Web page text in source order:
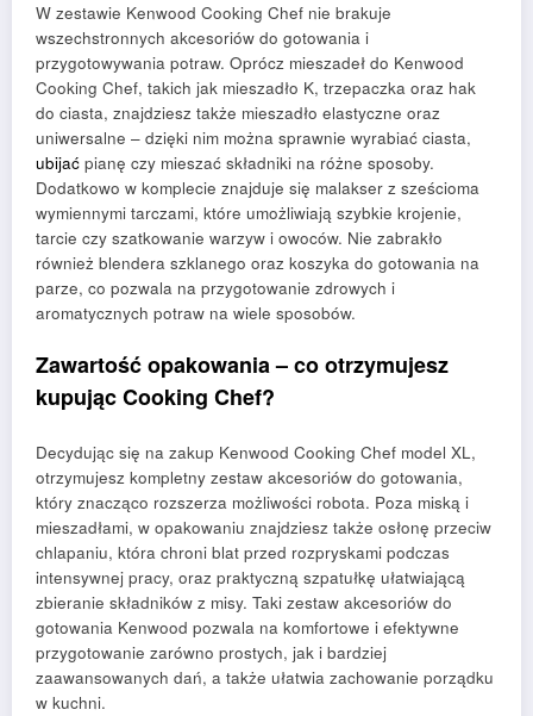
W zestawie Kenwood Cooking Chef nie brakuje
wszechstronnych akcesoriów do gotowania i
przygotowywania potraw. Oprócz mieszadeł do Kenwood
Cooking Chef, takich jak mieszadło K, trzepaczka oraz hak
do ciasta, znajdziesz także mieszadło elastyczne oraz
uniwersalne – dzięki nim można sprawnie wyrabiać ciasta,
ubijać pianę czy mieszać składniki na różne sposoby.
Dodatkowo w komplecie znajduje się malakser z sześcioma
wymiennymi tarczami, które umożliwiają szybkie krojenie,
tarcie czy szatkowanie warzyw i owoców. Nie zabrakło
również blendera szklanego oraz koszyka do gotowania na
parze, co pozwala na przygotowanie zdrowych i
aromatycznych potraw na wiele sposobów.
Zawartość opakowania – co otrzymujesz
kupując Cooking Chef?
Decydując się na zakup Kenwood Cooking Chef model XL,
otrzymujesz kompletny zestaw akcesoriów do gotowania,
który znacząco rozszerza możliwości robota. Poza miską i
mieszadłami, w opakowaniu znajdziesz także osłonę przeciw
chlapaniu, która chroni blat przed rozpryskami podczas
intensywnej pracy, oraz praktyczną szpatułkę ułatwiającą
zbieranie składników z misy. Taki zestaw akcesoriów do
gotowania Kenwood pozwala na komfortowe i efektywne
przygotowanie zarówno prostych, jak i bardziej
zaawansowanych dań, a także ułatwia zachowanie porządku
w kuchni.